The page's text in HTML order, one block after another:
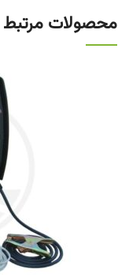
محصولات مرتبط